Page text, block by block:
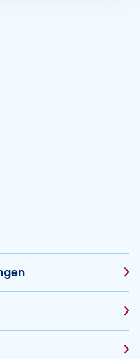
van Hypotheek
van
pagina van